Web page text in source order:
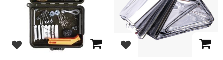
Add to favorites Add to favorites